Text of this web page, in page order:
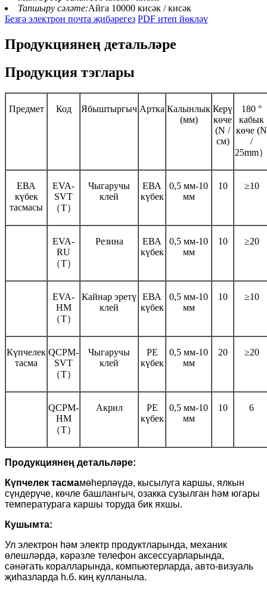
Тапшыру сәләте:Айга 10000 кисәк / кисәк
Безгә электрон почта җибәрегез PDF итеп йөкләү
Продукциянең детальләре
Продукция тэглары
Предмет Код Ябыштыргыч Артка Калынлык
(мм)
Керү
көче
(N /
см)
180 °
кабык
көче (N
/
25mm
ЕВА
күбек
тасмасы
EVA-
SVT
（T）
Чыгаручы
клей
ЕВА
күбек
0,5 мм-10
мм
10 ≥10
EVA-
RU
（T）
Резина
ЕВА
күбек
0,5 мм-10
мм
10 ≥20
EVA-
HM
（T）
Кайнар эретү
клей
ЕВА
күбек
0,5 мм-10
мм
10 ≥10
Күпчелек
тасма
QCPM-
SVT
（T）
Чыгаручы
клей
PE
күбек
0,5 мм-10
мм
20 ≥20
QCPM-
HM
（T）
Акрил
PE
күбек
0,5 мм-10
мм
10 6
Продукциянең детальләре:
Күпчелек тасмамөһерләүдә, кысылуга каршы, ялкын
сүндерүче, көчле башлангыч, озакка сузылган һәм югары
температурага каршы торуда бик яхшы.
Кушымта:
Ул электрон һәм электр продуктларында, механик
өлешләрдә, кәрәзле телефон аксессуарларында,
сәнәгать коралларында, компьютерларда, авто-визуаль
җиһазларда һ.б. киң кулланыла.